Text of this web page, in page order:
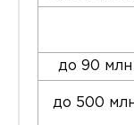
до 90 млн
до 500